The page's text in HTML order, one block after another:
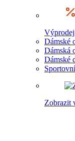
Dámské
Dámská
Dámské
Zobrazit